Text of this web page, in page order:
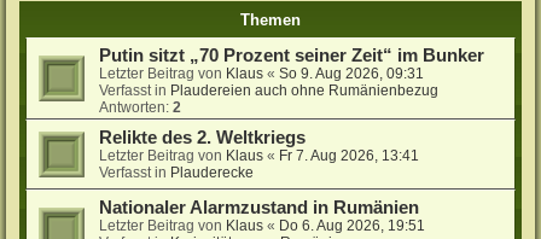
Themen
Putin sitzt „70 Prozent seiner Zeit“ im Bunker
Letzter Beitrag von Klaus « So 9. Aug 2026, 09:31
Verfasst in Plaudereien auch ohne Rumänienbezug
Antworten: 2
Relikte des 2. Weltkriegs
Letzter Beitrag von Klaus « Fr 7. Aug 2026, 13:41
Verfasst in Plauderecke
Nationaler Alarmzustand in Rumänien
Letzter Beitrag von Klaus « Do 6. Aug 2026, 19:51